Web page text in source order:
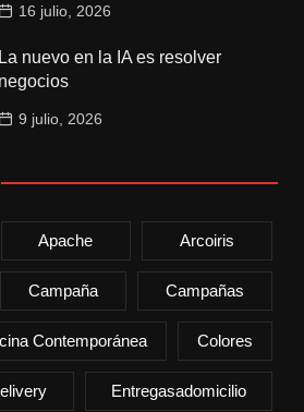
16 julio, 2026
La nuevo en la IA es resolver
negocios
9 julio, 2026
Apache Arcoiris
Campaña Campañas
Contemporánea Colores
Entregasadomicilio